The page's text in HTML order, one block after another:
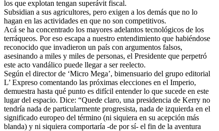
los que explotan tengan superávit fiscal.
Subsidian a sus agricultores, pero exigen a los demás que no lo
hagan en las actividades en que no son competitivos.
Acá se ha concentrado los mayores adelantos tecnológicos de los
terráqueos. Por eso escapa a nuestro entendimiento que habiéndose
reconocido que invadieron un país con argumentos falsos,
asesinando a miles y miles de personas, el Presidente que perpetró
este acto vandálico puede llegar a ser reelecto.
Según el director de ‘Micro Mega’, bimensuario del grupo editorial
L’ Expreso comentando las próximas elecciones en el Imperio,
demuestra hasta qué punto es difícil entender lo que sucede en este
lugar del espacio. Dice: “Quede claro, una presidencia de Kerry no
tendría nada de particularmente progresista, nada de izquierda en el
significado europeo del término (ni siquiera en su acepción más
blanda) y ni siquiera comportaría -de por sí- el fin de la aventura